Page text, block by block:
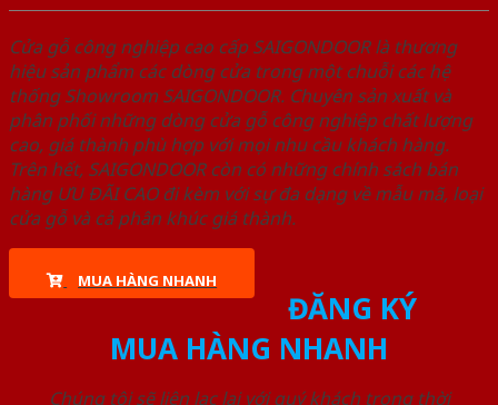
Cửa gỗ công nghiệp cao cấp SAIGONDOOR là thương
hiệu sản phẩm các dòng cửa trong một chuỗi các hệ
thống Showroom SAIGONDOOR. Chuyên sản xuất và
phân phối những dòng cửa gỗ công nghiệp chất lượng
cao, giá thành phù hợp với mọi nhu cầu khách hàng.
Trên hết, SAIGONDOOR còn có những chính sách bán
hàng ƯU ĐÃI CAO đi kèm với sự đa dạng về mẫu mã, loại
cửa gỗ và cả phân khúc giá thành.
MUA HÀNG NHANH
ĐĂNG KÝ
MUA HÀNG NHANH
Chúng tôi sẽ liên lạc lại với quý khách trong thời